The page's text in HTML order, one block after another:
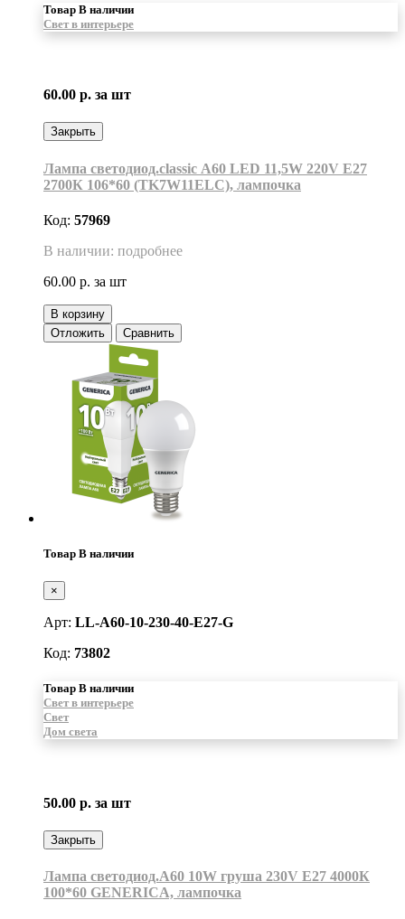
Товар В наличии
Свет в интерьере
60.00 р. за шт
Закрыть
Лампа светодиод.classic А60 LED 11,5W 220V E27
2700К 106*60 (TK7W11ELC), лампочка
Код: 57969
В наличии: подробнее
60.00 р. за шт
В корзину
Отложить
Сравнить
Товар В наличии
×
Арт: LL-A60-10-230-40-E27-G
Код: 73802
Товар В наличии
Свет в интерьере
Свет
Дом света
50.00 р. за шт
Закрыть
Лампа светодиод.А60 10W груша 230V E27 4000К
100*60 GENERICA, лампочка